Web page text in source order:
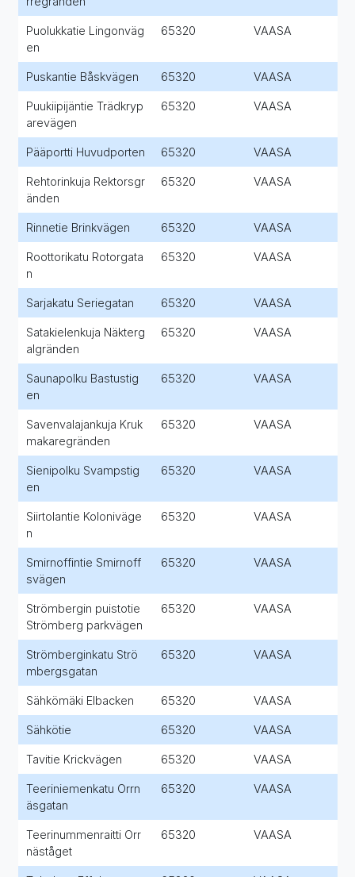
Puolukkatie Lingonväg
en
65320 VAASA
Puskantie Båskvägen 65320 VAASA
Puukiipijäntie Trädkryp
arevägen
65320 VAASA
Pääportti Huvudporten 65320 VAASA
Rehtorinkuja Rektorsgr
änden
65320 VAASA
Rinnetie Brinkvägen 65320 VAASA
Roottorikatu Rotorgata
n
65320 VAASA
Sarjakatu Seriegatan 65320 VAASA
Satakielenkuja Näkterg
algränden
65320 VAASA
Saunapolku Bastustig
en
65320 VAASA
Savenvalajankuja Kruk
makaregränden
65320 VAASA
Sienipolku Svampstig
en
65320 VAASA
Siirtolantie Koloniväge
n
65320 VAASA
Smirnoffintie Smirnoff
svägen
65320 VAASA
Strömbergin puistotie
Strömberg parkvägen
65320 VAASA
Strömberginkatu Strö
mbergsgatan
65320 VAASA
Sähkömäki Elbacken 65320 VAASA
Sähkötie 65320 VAASA
Tavitie Krickvägen 65320 VAASA
Teeriniemenkatu Orrn
äsgatan
65320 VAASA
Teerinummenraitti Orr
näståget
65320 VAASA